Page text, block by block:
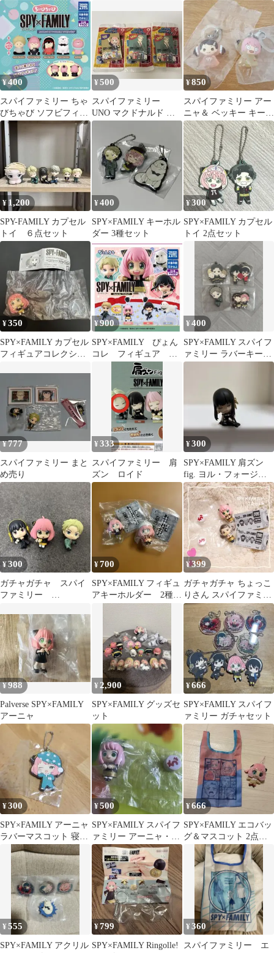
ン
¥400
スパイファミリー ちゃ
びちゃび ソフビフィギ
ュア ヨル・フォージャ
ー
¥500
スパイファミリー
UNO マクドナルド ハ
ッピーセット 送料無
¥850
スパイファミリー アー
ニャ＆ ベッキー キーホ
ルダー
¥ 1,200
SPY-FAMILY カプセル
トイ ６点セット
¥400
SPY×FAMILY キーホル
ダー 3種セット
¥300
SPY×FAMILY カプセル
トイ 2点セット
¥350
SPY×FAMILY カプセル
フィギュアコレクショ
¥900
SPY×FAMILY ぴょん
コレ フィギュア 全4
種コンプリート
¥400
SPY×FAMILY スパイフ
ァミリー ラバーキーホ
ルダー 4種セットまと
¥777
スパイファミリー まと
め売り
¥333
スパイファミリー 肩
ズン ロイド
¥300
SPY×FAMILY 肩ズン
fig. ヨル・フォージャ
ー
¥300
ガチャガチャ スパイ
ファミリー
ト
¥700
SPY×FAMILY フィギュ
アキーホルダー 2種セ
¥399
ガチャガチャ ちょっこ
りさん スパイファミリ
ー 2点セット
¥988
Palverse SPY×FAMILY
アーニャ
¥ 2,900
SPY×FAMILY グッズセ
ット
¥666
SPY×FAMILY スパイフ
ァミリー ガチャセット
¥300
SPY×FAMILY アーニャ
ラバーマスコット 寝巻
き 未開封
¥500
SPY×FAMILY スパイフ
ァミリー アーニャ・フ
ォージャー ちょっこり
さん
¥666
SPY×FAMILY エコバッ
グ＆マスコット 2点セ
ット
¥555
SPY×FAMILY アクリル
¥799
SPY×FAMILY Ringolle!
¥360
スパイファミリー エ